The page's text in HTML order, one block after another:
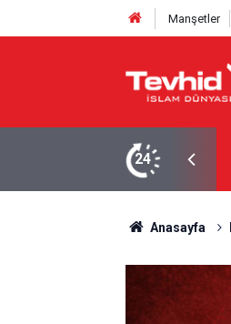
Manşetler
24
genel çerçeve belirlendi
Anasayfa